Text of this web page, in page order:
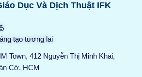
Dục Và Dịch Thuật IFK
tạo tương lai
Town, 412 Nguyễn Thị Minh Khai,
Cờ, HCM